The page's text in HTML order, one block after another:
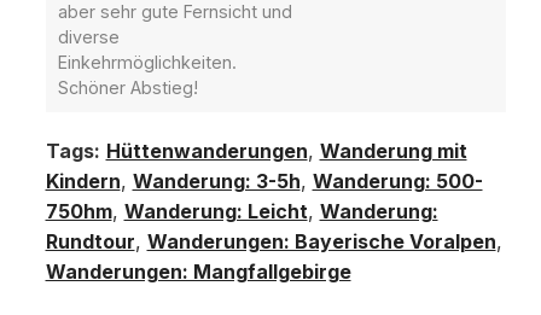
aber sehr gute Fernsicht und
diverse
Einkehrmöglichkeiten.
Schöner Abstieg!
Tags: Hüttenwanderungen, Wanderung mit
Kindern, Wanderung: 3-5h, Wanderung: 500-
750hm, Wanderung: Leicht, Wanderung:
Rundtour, Wanderungen: Bayerische Voralpen,
Wanderungen: Mangfallgebirge